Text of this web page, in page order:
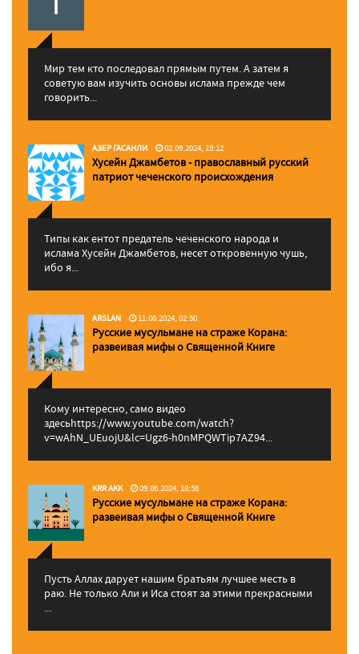
Мир тем кто последовал прямым путем. А затем я
советую вам изучить основы ислама прежде чем
говорить...
АЗЕР ГАСАНЛИ 02.09.2024, 19:12
Хусейн Джамбетов - православный русский
патриот чеченского происхождения
Типы как ентот предатель чеченского народа и
ислама Хусейн Джамбетов, несет откровенную чушь,
ибо я...
ARSLAN 11.06.2024, 02:50
Русские мусульмане на страже Корана:
pазвеивая мифы о Священной Книге
Кому интересно, само видео
здесьhttps://www.youtube.com/watch?
v=wAhN_UEuojU&lc=Ugz6-h0nMPQWTip7AZ94...
KRR AKK 09.06.2024, 18:56
Русские мусульмане на страже Корана:
pазвеивая мифы о Священной Книге
Пусть Аллах дарует нашим братьям лучшее месть в
раю. Не только Али и Иса стоят за этими прекрасными
...